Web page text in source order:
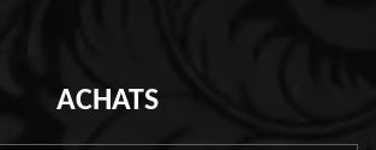
ACHATS